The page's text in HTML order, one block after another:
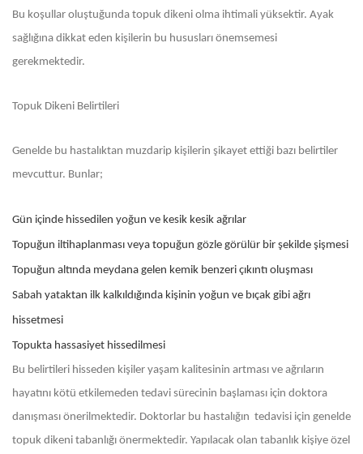
Bu koşullar oluştuğunda topuk dikeni olma ihtimali yüksektir. Ayak
sağlığına dikkat eden kişilerin bu hususları önemsemesi
gerekmektedir.
Topuk Dikeni Belirtileri
Genelde bu hastalıktan muzdarip kişilerin şikayet ettiği bazı belirtiler
mevcuttur. Bunlar;
Gün içinde hissedilen yoğun ve kesik kesik ağrılar
Topuğun iltihaplanması veya topuğun gözle görülür bir şekilde şişmesi
Topuğun altında meydana gelen kemik benzeri çıkıntı oluşması
Sabah yataktan ilk kalkıldığında kişinin yoğun ve bıçak gibi ağrı
hissetmesi
Topukta hassasiyet hissedilmesi
Bu belirtileri hisseden kişiler yaşam kalitesinin artması ve ağrıların
hayatını kötü etkilemeden tedavi sürecinin başlaması için doktora
danışması önerilmektedir. Doktorlar bu hastalığın tedavisi için genelde
topuk dikeni tabanlığı önermektedir. Yapılacak olan tabanlık kişiye özel